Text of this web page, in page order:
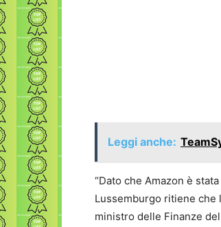
Leggi anche:
“Dato che Amazon è
Lussemburgo ritiene che
ministro delle Finanze